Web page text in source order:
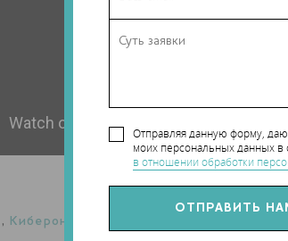
Отправляя данную форму, даю
моих персональных данных в
в отношении обработки
, Киберон Групп